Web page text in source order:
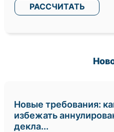
РАССЧИТАТЬ
Новые требования:
избежать
декла...